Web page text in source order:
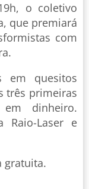
o coletivo
que premiará
com
em quesitos
três primeiras
em dinheiro.
Raio-Laser e
gratuita.